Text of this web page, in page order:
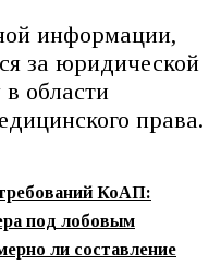
информации,
за юридической
области
права.
КоАП:
под лобовым
ли составление